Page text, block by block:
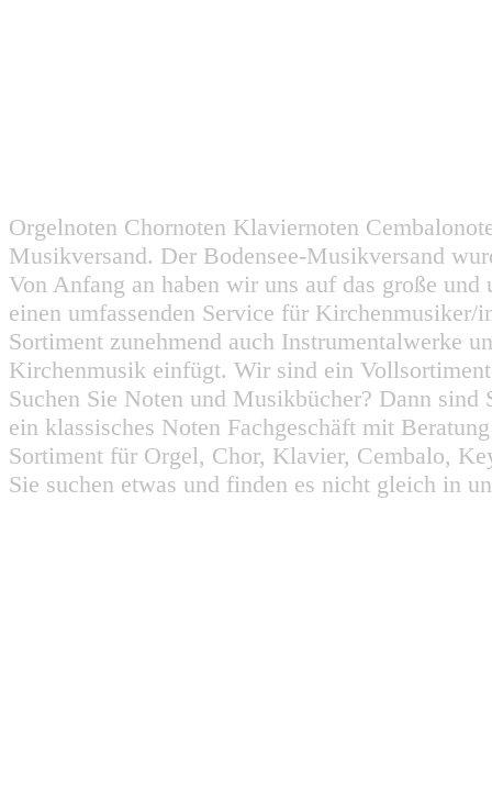
Orgelnoten Chornoten Klaviernoten
Musikversand. Der Bodensee-Musikversand
Von Anfang an haben wir uns auf das große
einen umfassenden Service für
Sortiment zunehmend auch Instrumentalwerke
Kirchenmusik einfügt. Wir sind ein
Suchen Sie Noten und Musikbücher? Dann
ein klassisches Noten Fachgeschäft mit
Sortiment für Orgel, Chor, Klavier, Cembalo,
Sie suchen etwas und finden es nicht gleich in